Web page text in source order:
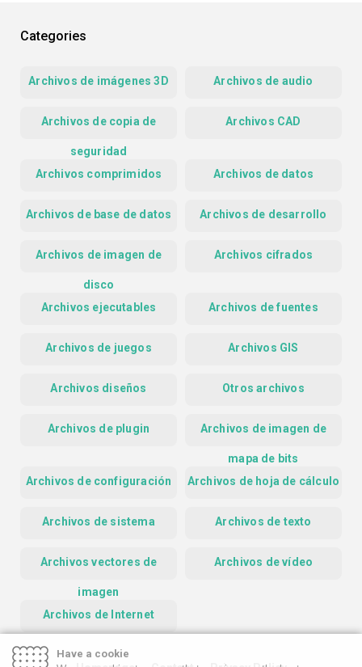
Categories
Archivos de imágenes 3D Archivos de audio
Archivos de copia de
seguridad
Archivos CAD
Archivos comprimidos Archivos de datos
Archivos de base de datos Archivos de desarrollo
Archivos de imagen de
disco
Archivos cifrados
Archivos ejecutables Archivos de fuentes
Archivos de juegos Archivos GIS
Archivos diseños Otros archivos
Archivos de plugin Archivos de imagen de
mapa de bits
Archivos de configuración
Archivos de hoja de cálculo
Archivos de sistema Archivos de texto
Archivos vectores de
imagen
Archivos de vídeo
Archivos de Internet
Have a cookie